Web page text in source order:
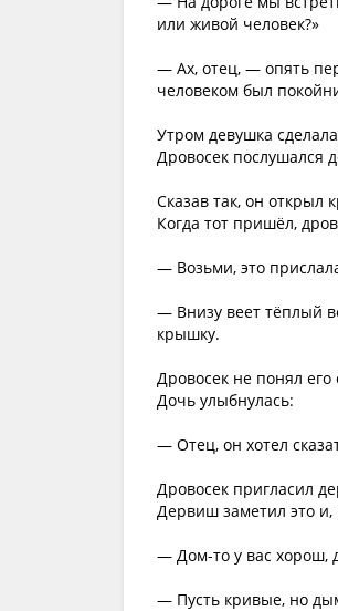
или живой человек?»
— Ах, отец, — опять
человеком был
Утром девушка
Дровосек послушался
Сказав так, он открыл
Когда тот пришёл,
— Возьми, это
— Внизу веет тёплый
крышку.
Дровосек не понял
Дочь улыбнулась:
— Отец, он хотел
Дровосек пригласил
Дервиш заметил это и,
— Дом-то у вас хорош,
— Пусть кривые, но